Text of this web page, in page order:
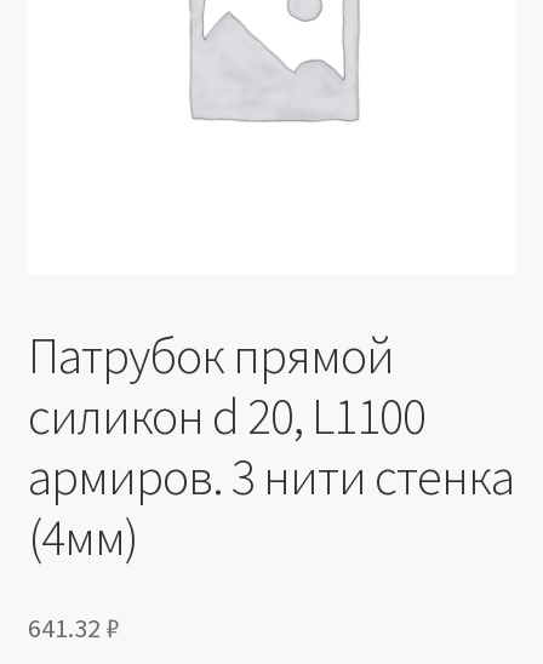
Патрубок прямой
силикон d 20, L1100
армиров. 3 нити стенка
(4мм)
641.32 ₽